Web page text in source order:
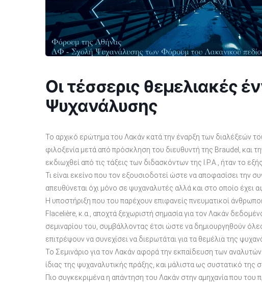
Οι τέσσερις θεμελιακές
Ψυχανάλυσης
Το αρχικό ερώτημα του Λακάν κατά την έναρξη των διαλέξεών
φιλοξενία μετά από πρόσκληση του διευθυντή της Braudel, και
εκδιωχθεί από τις τάξεις των διδασκόντων της I.P.A., ήταν το
Τι είναι εκείνο που τον εξουσιοδοτεί ώστε να αποφασίσει την
απευθύνεται όχι μόνο σε ψυχαναλυτές αλλά και στο οποίο έχει
Η υποστήριξη που του παρέχουν επιφανείς πνευματικοί
Flacelière, κ.α., αποχτά ξεχωριστή σημασία για τον Λακάν
σεμιναρίου του, συμβάλλοντας έτσι ώστε να δημιουργηθούν
επιτρέψουν να συνεχίσει να διερωτάται για τα θεμέλια της
Το Σεμινάριο για τον Λακάν αφορά την εκπαίδευση των
ίδιας της ψυχαναλυτικής πράξης, και μάλιστα ως συστατικό της
Πιο συγκεκριμένα η απάντηση του Λακάν στην αμηχανία που